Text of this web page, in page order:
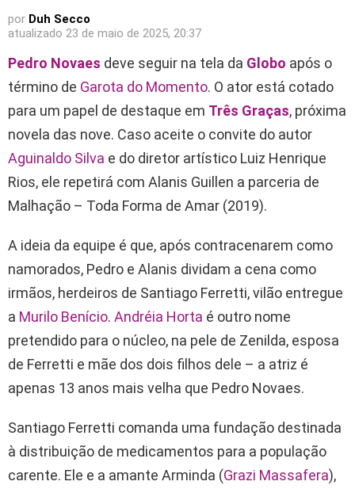
por Duh Secco
atualizado 23 de maio de 2025, 20:37
Pedro Novaes deve seguir na tela da Globo após o
término de Garota do Momento. O ator está cotado
para um papel de destaque em Três Graças, próxima
novela das nove. Caso aceite o convite do autor
Aguinaldo Silva e do diretor artístico Luiz Henrique
Rios, ele repetirá com Alanis Guillen a parceria de
Malhação – Toda Forma de Amar (2019).
A ideia da equipe é que, após contracenarem como
namorados, Pedro e Alanis dividam a cena como
irmãos, herdeiros de Santiago Ferretti, vilão entregue
a Murilo Benício. Andréia Horta é outro nome
pretendido para o núcleo, na pele de Zenilda, esposa
de Ferretti e mãe dos dois filhos dele – a atriz é
apenas 13 anos mais velha que Pedro Novaes.
Santiago Ferretti comanda uma fundação destinada
à distribuição de medicamentos para a população
carente. Ele e a amante Arminda (Grazi Massafera),